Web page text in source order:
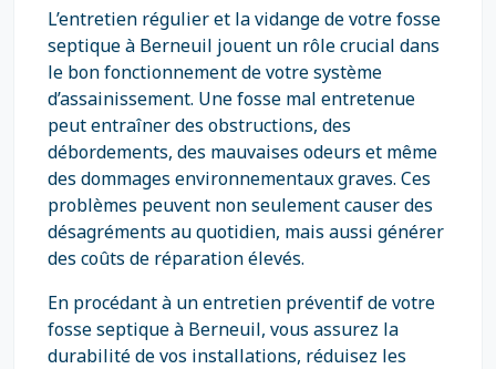
L’entretien régulier et la vidange de votre fosse
septique à Berneuil jouent un rôle crucial dans
le bon fonctionnement de votre système
d’assainissement. Une fosse mal entretenue
peut entraîner des obstructions, des
débordements, des mauvaises odeurs et même
des dommages environnementaux graves. Ces
problèmes peuvent non seulement causer des
désagréments au quotidien, mais aussi générer
des coûts de réparation élevés.
En procédant à un entretien préventif de votre
fosse septique à Berneuil, vous assurez la
durabilité de vos installations, réduisez les